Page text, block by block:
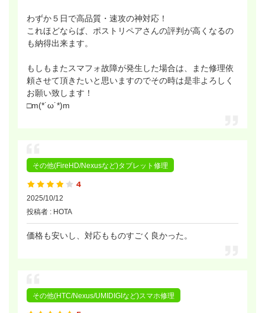
わずか５日で高品質・速攻の神対応！
これほどならば、ポストリペアさんの評判が高くなるの
も納得出来ます。
もしもまたスマフォ故障が発生した場合は、また修理依
頼させて頂きたいと思いますのでその時は是非よろしく
お願い致します！
□m(*˙ω˙*)m
その他(FireHD/Nexusなど)タブレット修理
2025/10/12
投稿者 : HOTA
価格も安いし、対応もものすごく良かった。
その他(HTC/Nexus/UMIDIGIなど)スマホ修理